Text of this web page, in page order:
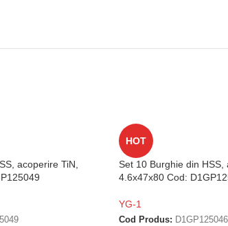
acoperire TiN,
HOT
Set 10 Burghie din HSS,
4.6x47x80 Cod:
YG-1
Cod Produs: D1GP125046